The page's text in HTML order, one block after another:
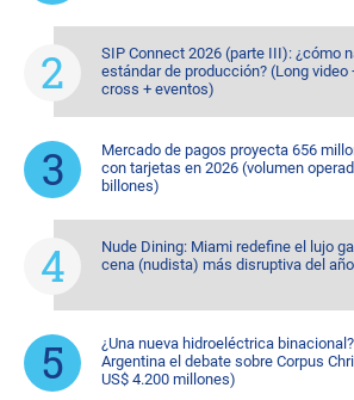
SIP Connect 2026 (parte III): ¿cómo
estándar de producción? (Long video
cross + eventos)
Mercado de pagos proyecta 656
con tarjetas en 2026 (volumen
billones)
Nude Dining: Miami redefine el lujo
cena (nudista) más disruptiva del año
¿Una nueva hidroeléctrica
Argentina el debate sobre Corpus
US$ 4.200 millones)